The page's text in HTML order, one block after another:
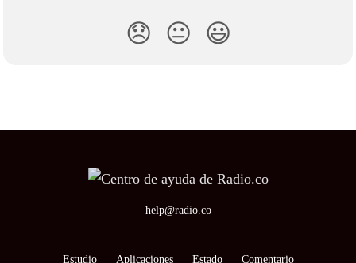
😞 😐 😃
help@radio.co
Estudio Aplicaciones Estado Comentario